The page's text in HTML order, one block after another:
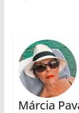
Márcia